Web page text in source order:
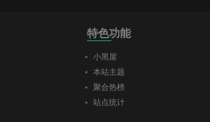
特色功能
小黑屋
本站主题
聚合热榜
站点统计